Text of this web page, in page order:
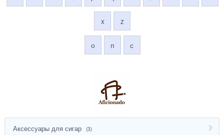
x z
о п с
Аксессуары для сигар (3)